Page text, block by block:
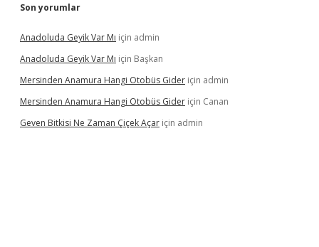
Son yorumlar
Anadoluda Geyik Var Mı için admin
Anadoluda Geyik Var Mı için Başkan
Mersinden Anamura Hangi Otobüs Gider için admin
Mersinden Anamura Hangi Otobüs Gider için Canan
Geven Bitkisi Ne Zaman Çiçek Açar için admin